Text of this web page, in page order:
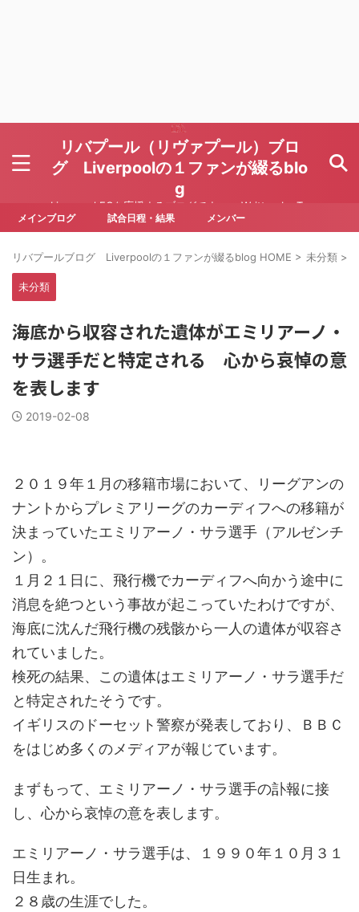
リバプール（リヴァプール）ブロ
グ Liverpoolの１ファンが綴るblo
g
Liverpool FCを応援するブログです Written by To
ru Yoda
メインブログ 試合日程・結果 メンバー
リバプールブログ Liverpoolの１ファンが綴るblog HOME > 未分類 >
未分類
海底から収容された遺体がエミリアーノ・
サラ選手だと特定される 心から哀悼の意
を表します
2019-02-08
２０１９年１月の移籍市場において、リーグアンの
ナントからプレミアリーグのカーディフへの移籍が
決まっていたエミリアーノ・サラ選手（アルゼンチ
ン）。
１月２１日に、飛行機でカーディフへ向かう途中に
消息を絶つという事故が起こっていたわけですが、
海底に沈んだ飛行機の残骸から一人の遺体が収容さ
れていました。
検死の結果、この遺体はエミリアーノ・サラ選手だ
と特定されたそうです。
イギリスのドーセット警察が発表しており、ＢＢＣ
をはじめ多くのメディアが報じています。
まずもって、エミリアーノ・サラ選手の訃報に接
し、心から哀悼の意を表します。
エミリアーノ・サラ選手は、１９９０年１０月３１
日生まれ。
２８歳の生涯でした。